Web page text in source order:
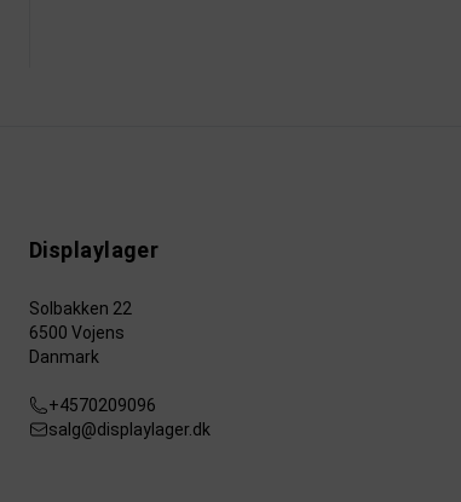
Displaylager
Solbakken 22
6500 Vojens
Danmark
+4570209096
salg@displaylager.dk